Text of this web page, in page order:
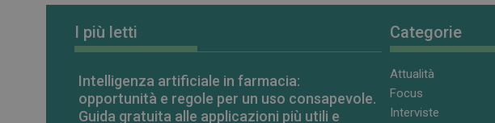
I più letti
Intelligenza artificiale in farmacia:
opportunità e regole per un uso consapevole.
Guida gratuita alle applicazioni più utili e
Categorie
Attualità
Focus
Interviste